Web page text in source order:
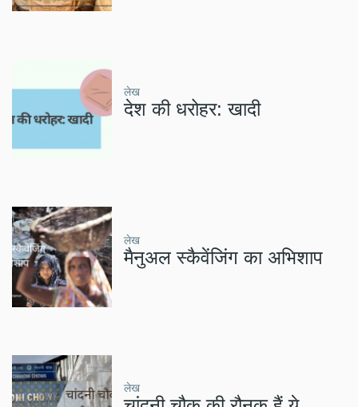
लेख
देश की धरोहर: खादी
लेख
मैनुअल स्कैवेंजिंग का अभिशाप
लेख